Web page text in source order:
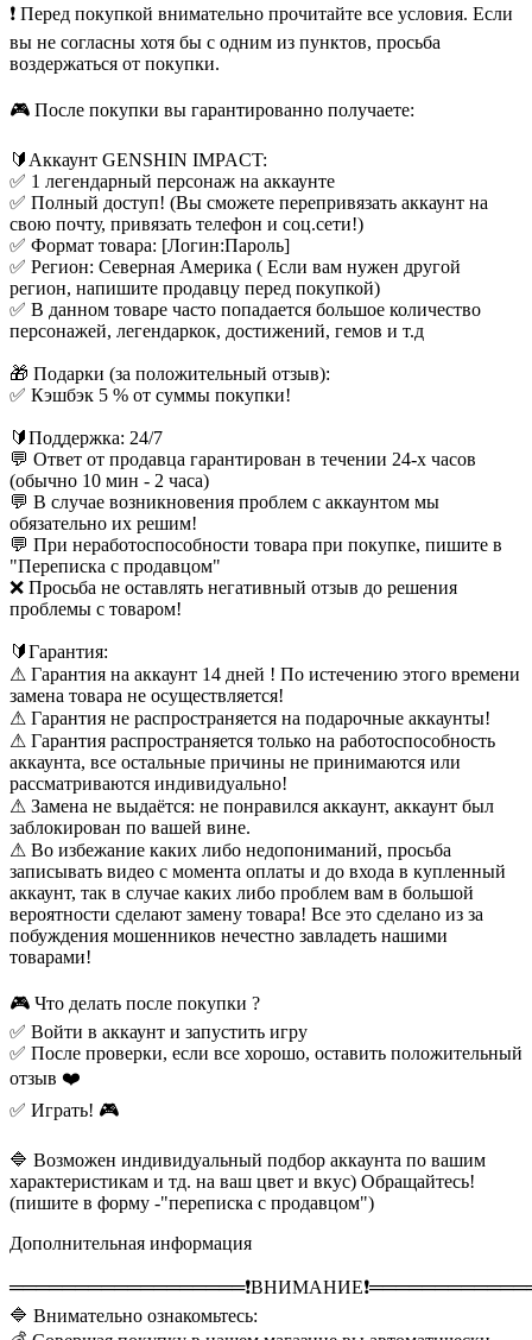
❗️ Перед покупкой внимательно прочитайте все условия. Если
вы не согласны хотя бы с одним из пунктов, просьба
воздержаться от покупки.
🎮 После покупки вы гарантированно получаете:
🔰Аккаунт GENSHIN IMPACT:
✅ 1 легендарный персонаж на аккаунте
✅ Полный доступ! (Вы сможете перепривязать аккаунт на
свою почту, привязать телефон и соц.сети!)
✅ Формат товара: [Логин:Пароль]
✅ Регион: Северная Америка ( Если вам нужен другой
регион, напишите продавцу перед покупкой)
✅ В данном товаре часто попадается большое количество
персонажей, легендаркок, достижений, гемов и т.д
🎁 Подарки (за положительный отзыв):
✅ Кэшбэк 5 % от суммы покупки!
🔰Поддержка: 24/7
💬 Ответ от продавца гарантирован в течении 24-х часов
(обычно 10 мин - 2 часа)
💬 В случае возникновения проблем с аккаунтом мы
обязательно их решим!
💬 При неработоспособности товара при покупке, пишите в
"Переписка с продавцом"
❌ Просьба не оставлять негативный отзыв до решения
проблемы с товаром!
🔰Гарантия:
⚠ Гарантия на аккаунт 14 дней ! По истечению этого времени
замена товара не осуществляется!
⚠ Гарантия не распространяется на подарочные аккаунты!
⚠ Гарантия распространяется только на работоспособность
аккаунта, все остальные причины не принимаются или
рассматриваются индивидуально!
⚠ Замена не выдаётся: не понравился аккаунт, аккаунт был
заблокирован по вашей вине.
⚠ Во избежание каких либо недопониманий, просьба
записывать видео с момента оплаты и до входа в купленный
аккаунт, так в случае каких либо проблем вам в большой
вероятности сделают замену товара! Все это сделано из за
побуждения мошенников нечестно завладеть нашими
товарами!
🎮 Что делать после покупки ?
✅ Войти в аккаунт и запустить игру
✅ После проверки, если все хорошо, оставить положительный
отзыв ❤️
✅ Играть! 🎮
🔷 Возможен индивидуальный подбор аккаунта по вашим
характеристикам и тд. на ваш цвет и вкус) Обращайтесь!
(пишите в форму -"переписка с продавцом")
Дополнительная информация
🔷 Внимательно ознакомьтесь: